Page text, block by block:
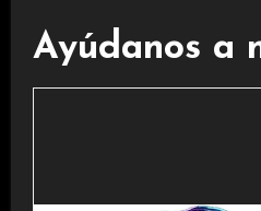
Ayúdanos a